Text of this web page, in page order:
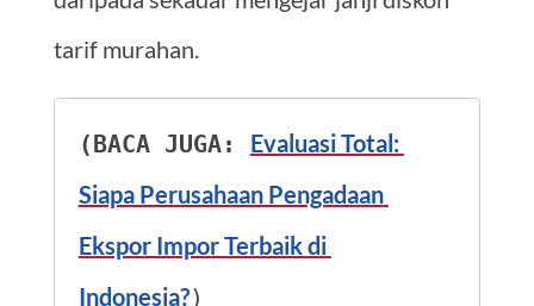
tarif murahan.
(BACA JUGA: Evaluasi Total:
Siapa Perusahaan Pengadaan
Ekspor Impor Terbaik di
Indonesia?)